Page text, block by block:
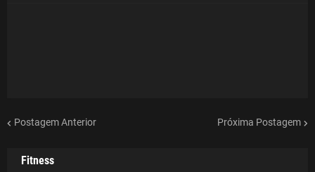
Postagem Anterior Próxima Postagem
Fitness